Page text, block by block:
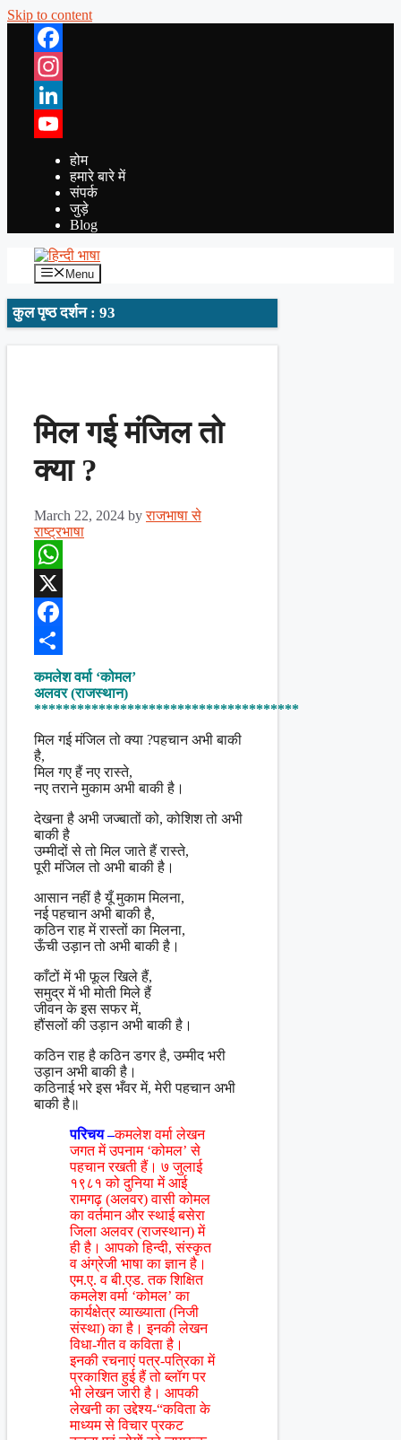
Skip to content
Facebook
Instagram
LinkedIn
YouTube
होम
हमारे बारे में
संपर्क
जुड़े
Blog
Menu
कुल पृष्ठ दर्शन : 93
मिल गई मंजिल तो
क्या ?
March 22, 2024 byराजभाषा से
राष्ट्रभाषा
WhatsApp
X
Facebook
Share
कमलेश वर्मा ‘कोमल’
अलवर (राजस्थान)
*************************************
मिल गई मंजिल तो क्या ?पहचान अभी बाकी
है,
मिल गए हैं नए रास्ते,
नए तराने मुकाम अभी बाकी है।
देखना है अभी जज्बातों को, कोशिश तो अभी
बाकी है
उम्मीदों से तो मिल जाते हैं रास्ते,
पूरी मंजिल तो अभी बाकी है।
आसान नहीं है यूँ मुकाम मिलना,
नई पहचान अभी बाकी है,
कठिन राह में रास्तों का मिलना,
ऊँची उड़ान तो अभी बाकी है।
काँटों में भी फूल खिले हैं,
समुद्र में भी मोती मिले हैं
जीवन के इस सफर में,
हौंसलों की उड़ान अभी बाकी है।
कठिन राह है कठिन डगर है, उम्मीद भरी
उड़ान अभी बाकी है।
कठिनाई भरे इस भँवर में, मेरी पहचान अभी
बाकी है॥
परिचय –कमलेश वर्मा लेखन
जगत में उपनाम ‘कोमल’ से
पहचान रखती हैं। ७ जुलाई
१९८१ को दुनिया में आई
रामगढ़ (अलवर) वासी कोमल
का वर्तमान और स्थाई बसेरा
जिला अलवर (राजस्थान) में
ही है। आपको हिन्दी, संस्कृत
व अंग्रेजी भाषा का ज्ञान है।
एम.ए. व बी.एड. तक शिक्षित
कमलेश वर्मा ‘कोमल’ का
कार्यक्षेत्र व्याख्याता (निजी
संस्था) का है। इनकी लेखन
विधा-गीत व कविता है।
इनकी रचनाएं पत्र-पत्रिका में
प्रकाशित हुई हैं तो ब्लॉग पर
भी लेखन जारी है। आपकी
लेखनी का उद्देश्य-“कविता के
माध्यम से विचार प्रकट